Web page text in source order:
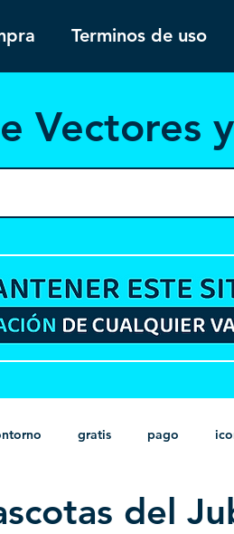
Terminos de uso
Vectores
gratis pago
minimalista psd
del